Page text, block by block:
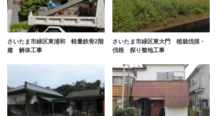
さいたま市緑区東浦和 軽量鉄骨2階
建 解体工事
さいたま市緑区東大門 植栽伐採・
伐根 探り整地工事